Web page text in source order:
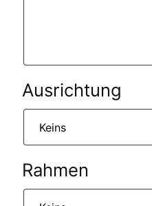
Ausrichtung
Rahmen